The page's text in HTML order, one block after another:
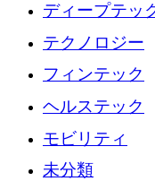
ディープテッ
テクノロジー
フィンテック
ヘルステック
モビリティ
未分類